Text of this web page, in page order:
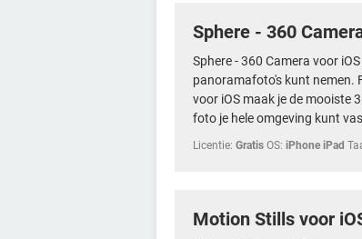
Sphere - 360
Sphere - 360 Camera voor
panoramafoto's kunt nemen.
voor iOS maak je de mooiste
foto je hele omgeving kunt
Licentie: Gratis OS: iPhone iPad
Motion Stills voor